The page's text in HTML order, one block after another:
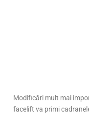
Modificări mult mai
facelift va primi